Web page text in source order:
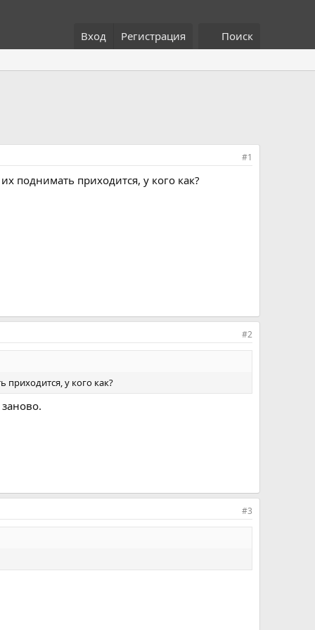
Вход Регистрация Поиск
#1
поднимать приходится, у кого как?
#2
приходится, у кого как?
#3